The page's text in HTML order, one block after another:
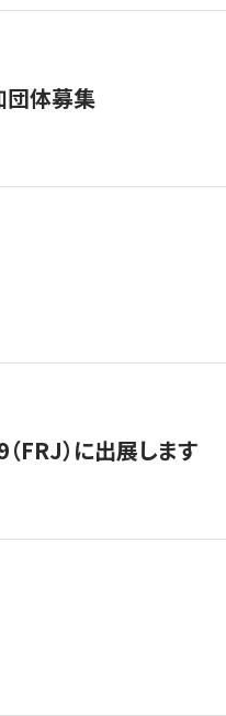
団体募集
FRJ）に出展します